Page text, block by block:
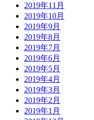
2019年11月
2019年10月
2019年9月
2019年8月
2019年7月
2019年6月
2019年5月
2019年4月
2019年3月
2019年2月
2019年1月